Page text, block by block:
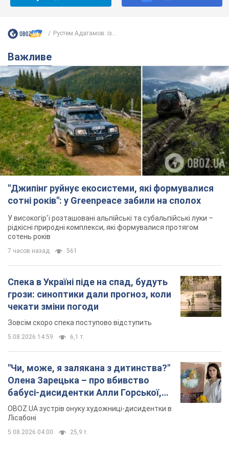
Рустем Адагамов: із...
Важливе
"Джипінг руйнує екосистеми, які формувалися
сотні років": у Greenpeace забили на сполох
У високогір'ї розташовані альпійські та субальпійські луки –
рідкісні природні комплекси, які формувалися протягом
сотень років
7 часов назад 561
Спека в Україні піде на спад, будуть
грози: синоптики дали прогноз, коли
чекати зміни погоди
Зовсім скоро спека поступово відступить
5.08.2026 14:59 6,1 т.
"Чи, може, я залякана з дитинства?"
Олена Зарецька – про вбивство
бабусі-дисидентки Алли Горської,
критику Дмитра Стуса та втечу в
Португалію з 5 дітьми
OBOZ.UA зустрів онуку художниці-дисидентки в
Лісабоні
5.08.2026 04:00 25,9 т.